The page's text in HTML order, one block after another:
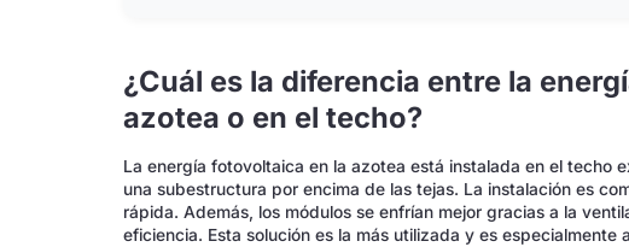
¿Cuál es la diferencia entre la
azotea o en el techo?
La energía fotovoltaica en la azotea está instalada en el techo
una subestructura por encima de las tejas. La instalación es
rápida. Además, los módulos se enfrían mejor gracias a la
eficiencia. Esta solución es la más utilizada y es